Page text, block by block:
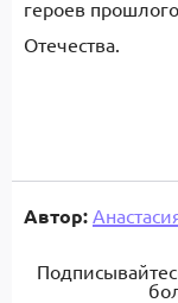
героев
Отечества.
Автор: